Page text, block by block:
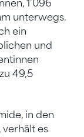
1’096
unterwegs.
ein
und
49,5
in den
verhält es